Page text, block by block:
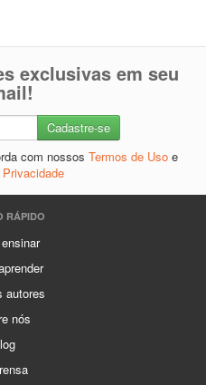
exclusivas em seu
com nossos Termos de Uso e
RÁPIDO
autores
nós